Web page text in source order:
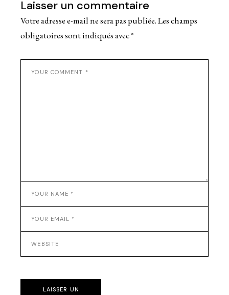
Laisser un commentaire
Votre adresse e-mail ne sera pas publiée.Les champs
obligatoires sont indiqués avec*
LAISSER UN